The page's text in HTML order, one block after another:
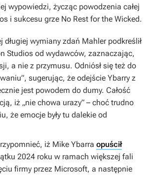
wypowiedzi, życząc powodzenia całej
i sukcesu grze No Rest for the Wicked.
długiej wymiany zdań Mahler podkreślił
Studios od wydawców, zaznaczając,
a nie z przymusu. Odniósł się też do
sugerując, że odejście Ybarry z
jest powodem do dumy. Całość
iż „nie chowa urazy” – choć trudno
że emocje były tu dalekie od
iż Mike Ybarra opuścił
2024 roku w ramach większej fali
firmy przez Microsoft, a następnie